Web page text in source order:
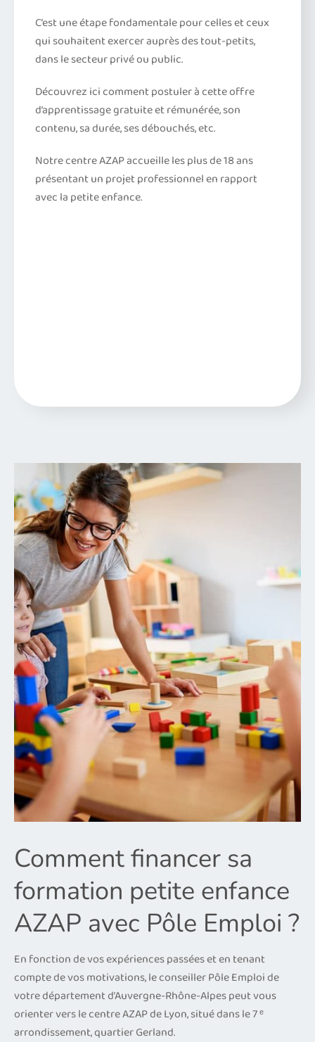
C’est une étape fondamentale pour celles et ceux
qui souhaitent exercer auprès des tout-petits,
dans le secteur privé ou public.
Découvrez ici comment postuler à cette offre
d’apprentissage gratuite et rémunérée, son
contenu, sa durée, ses débouchés, etc.
Notre centre AZAP accueille les plus de 18 ans
présentant un projet professionnel en rapport
avec la petite enfance.
Comment financer sa
formation petite enfance
AZAP avec Pôle Emploi ?
En fonction de vos expériences passées et en tenant
compte de vos motivations, le conseiller Pôle Emploi de
votre département d’Auvergne-Rhône-Alpes peut vous
orienter vers le centre AZAP de Lyon, situé dans le 7 ᵉ
arrondissement, quartier Gerland.